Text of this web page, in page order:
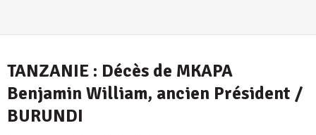
TANZANIE : Décès de MKAPA
Benjamin William, ancien Président /
BURUNDI